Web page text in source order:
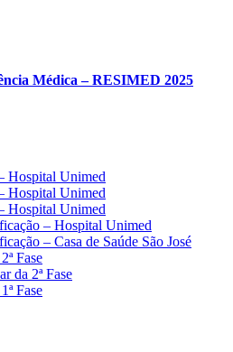
Médica – RESIMED 2025
Hospital Unimed
Hospital Unimed
Hospital Unimed
– Hospital Unimed
– Casa de Saúde São José
Fase
da 2ª Fase
Fase